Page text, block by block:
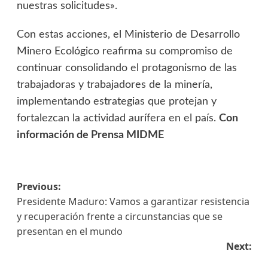
nuestras solicitudes».
Con estas acciones, el Ministerio de Desarrollo
Minero Ecológico reafirma su compromiso de
continuar consolidando el protagonismo de las
trabajadoras y trabajadores de la minería,
implementando estrategias que protejan y
fortalezcan la actividad aurífera en el país. Con
información de Prensa MIDME
Previous:
Presidente Maduro: Vamos a garantizar resistencia
y recuperación frente a circunstancias que se
presentan en el mundo
Next: